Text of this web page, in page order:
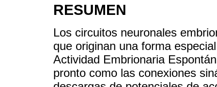
RESUMEN
Los circuitos neuronales
que originan una forma
Actividad Embrionaria
pronto como las conexiones